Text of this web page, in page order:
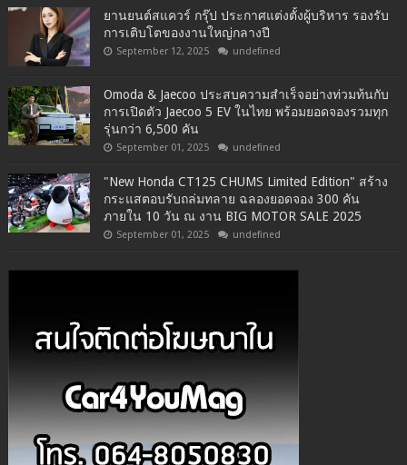
ยานยนต์สแควร์ กรุ๊ป ประกาศแต่งตั้งผู้บริหาร รองรับ
การเติบโตของงานใหญ่กลางปี
September 12, 2025 undefined
Omoda & Jaecoo ประสบความสำเร็จอย่างท่วมท้นกับ
การเปิดตัว Jaecoo 5 EV ในไทย พร้อมยอดจองรวมทุก
รุ่นกว่า 6,500 คัน
September 01, 2025 undefined
"New Honda CT125 CHUMS Limited Edition" สร้าง
กระแสตอบรับถล่มทลาย ฉลองยอดจอง 300 คัน
ภายใน 10 วัน ณ งาน BIG MOTOR SALE 2025
September 01, 2025 undefined